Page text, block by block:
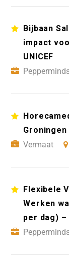
Bijbaan
impact
UNICEF
Groningen
Vermaat
Flexibele
Werken
per dag) –